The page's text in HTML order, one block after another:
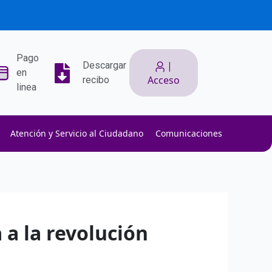
Pago
en
linea
Descargar
recibo
|
Acceso
Atención y Servicio al Ciudadano Comunicaciones
a la revolución